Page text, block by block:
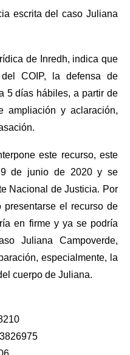
escrita del caso Juliana
de Inredh, indica que
COIP, la defensa de
5 días hábiles, a partir de
ampliación y aclaración,
este recurso, este
de junio de 2020 y se
Nacional de Justicia. Por
el recurso de
en firme y ya se podría
Juliana Campoverde,
especialmente, la
cuerpo de Juliana.